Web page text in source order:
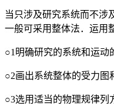
当只涉及研究系统而不涉
一般可采用整体法．运用
○1明确研究的系统和运动
○2画出系统整体的受力图
○3选用适当的物理规律列